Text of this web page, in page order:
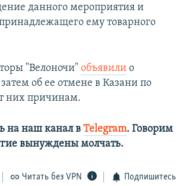
данного мероприятия и
ему товарного
"Велоночи" объявили о
об ее отмене в Казани по
них причинам.
на наш канал в Telegram. Говорим
вынуждены молчать.
Читать без VPN Подпишитесь